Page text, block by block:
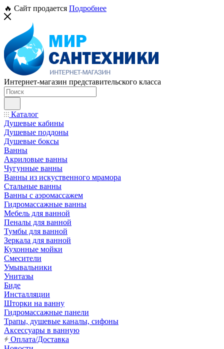
🔥 Сайт продается Подробнее
Интернет-магазин представительского класса
Каталог
Душевые кабины
Душевые поддоны
Душевые боксы
Ванны
Акриловые ванны
Чугунные ванны
Ванны из искуственного мрамора
Стальные ванны
Ванны с аэромассажем
Гидромассажные ванны
Мебель для ванной
Пеналы для ванной
Тумбы для ванной
Зеркала для ванной
Кухонные мойки
Смесители
Умывальники
Унитазы
Биде
Инсталляции
Шторки на ванну
Гидромассажные панели
Трапы, душевые каналы, сифоны
Аксессуары в ванную
Оплата/Доставка